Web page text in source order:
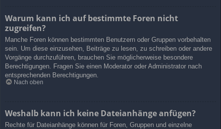
Warum kann ich auf bestimmte Foren nicht
zugreifen?
Manche Foren können bestimmten Benutzern oder Gruppen vorbehalten
sein. Um diese einzusehen, Beiträge zu lesen, zu schreiben oder andere
Vorgänge durchzuführen, brauchen Sie möglicherweise besondere
Berechtigungen. Fragen Sie einen Moderator oder Administrator nach
entsprechenden Berechtigungen.
Nach oben
Weshalb kann ich keine Dateianhänge anfügen?
Rechte für Dateianhänge können für Foren, Gruppen und einzelne